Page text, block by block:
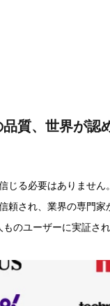
品質、世界が認
じる必要はありません
頼され、業界の専門家
のユーザーに実証され